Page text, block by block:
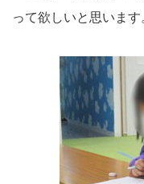
って欲しいと思います